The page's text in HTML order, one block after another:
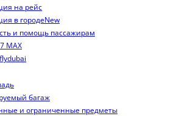
на рейс
в городеNew
и помощь пассажирам
MAX
багаж
и ограниченные предметы